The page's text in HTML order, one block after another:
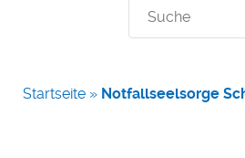
Suchen
Startseite » Notfallseelsorge